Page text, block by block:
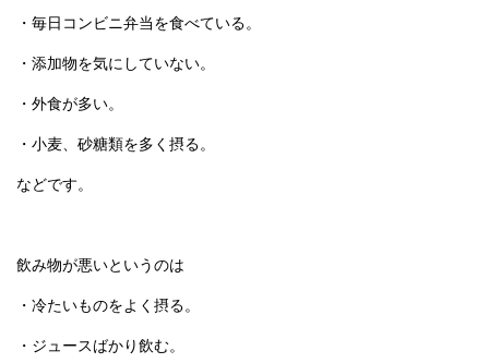
・毎日コンビニ弁当を食べている。
・添加物を気にしていない。
・外食が多い。
・小麦、砂糖類を多く摂る。
などです。
飲み物が悪いというのは
・冷たいものをよく摂る。
・ジュースばかり飲む。